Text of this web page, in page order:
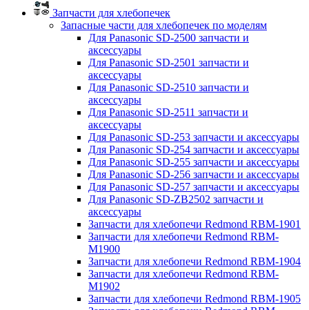
Запчасти для хлебопечек
Запасные части для хлебопечек по моделям
Для Panasonic SD-2500 запчасти и
аксессуары
Для Panasonic SD-2501 запчасти и
аксессуары
Для Panasonic SD-2510 запчасти и
аксессуары
Для Panasonic SD-2511 запчасти и
аксессуары
Для Panasonic SD-253 запчасти и аксессуары
Для Panasonic SD-254 запчасти и аксессуары
Для Panasonic SD-255 запчасти и аксессуары
Для Panasonic SD-256 запчасти и аксессуары
Для Panasonic SD-257 запчасти и аксессуары
Для Panasonic SD-ZB2502 запчасти и
аксессуары
Запчасти для хлебопечи Redmond RBM-1901
Запчасти для хлебопечи Redmond RBM-
M1900
Запчасти для хлебопечи Redmond RBM-1904
Запчасти для хлебопечи Redmond RBM-
M1902
Запчасти для хлебопечи Redmond RBM-1905